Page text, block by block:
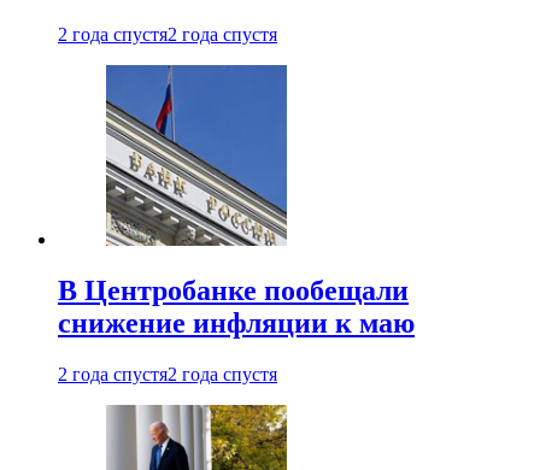
2 года спустя2 года спустя
В Центробанке пообещали
снижение инфляции к маю
2 года спустя2 года спустя